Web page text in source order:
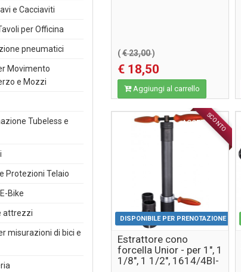
(€ 23,00)
€ 18,50
Aggiungi al carrello
SCONTO
DISPONIBILE PER PRENOTAZIONE
ACCESSORI
Estrattore cono
forcella Unior - per 1", 1
1/8", 1 1/2", 1614/4BI-
e Cacciaviti
per Officina
pneumatici
Movimento
e Mozzi
Tubeless e
Protezioni Telaio
Bike
attrezzi
misurazioni di bici e